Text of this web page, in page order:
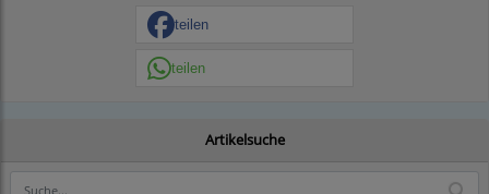
teilen
teilen
Artikelsuche